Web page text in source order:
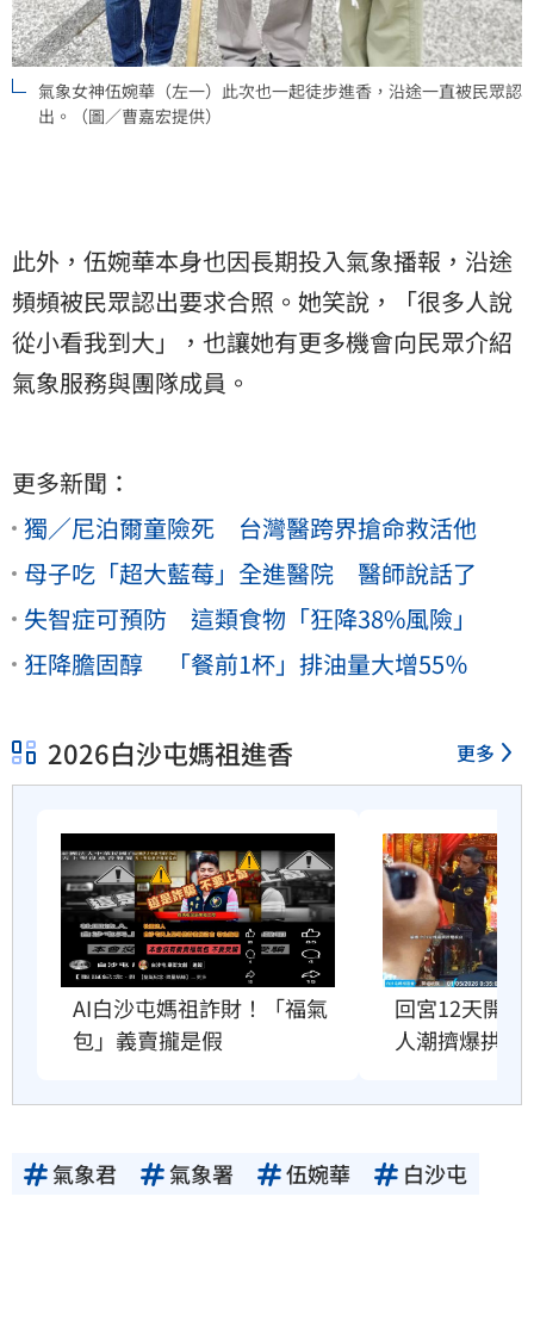
氣象女神伍婉華（左一）此次也一起徒步進香，沿途一直被民眾認
出。（圖／曹嘉宏提供）
此外，伍婉華本身也因長期投入氣象播報，沿途
頻頻被民眾認出要求合照。她笑說，「很多人說
從小看我到大」，也讓她有更多機會向民眾介紹
氣象服務與團隊成員。
更多新聞：
獨／尼泊爾童險死 台灣醫跨界搶命救活他
母子吃「超大藍莓」全進醫院 醫師說話了
失智症可預防 這類食物「狂降38%風險」
狂降膽固醇 「餐前1杯」排油量大增55％
2026白沙屯媽祖進香 更多
AI白沙屯媽祖詐財！「福氣
包」義賣攏是假
回宮12天開
人潮擠爆拱天
氣象君 氣象署 伍婉華 白沙屯